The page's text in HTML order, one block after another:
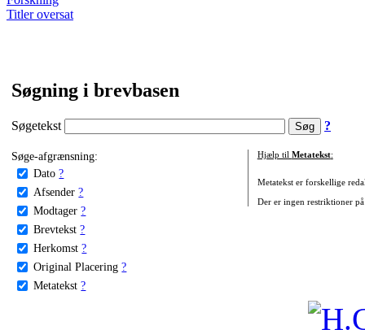
Titler oversat
Søgning i brevbasen
Søgetekst ?
Søge-afgrænsning:
Dato ?
Afsender ?
Modtager ?
Brevtekst ?
Herkomst ?
Original Placering ?
Metatekst ?
Hjælp til Metatekst:
Metatekst er forskellige
Der er ingen restriktioner